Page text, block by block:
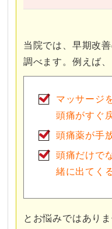
当院では、早期改
調べます。例えば、
マッサージ
頭痛がすぐ
頭痛薬が手
頭痛だけで
緒に出てく
とお悩みではあり